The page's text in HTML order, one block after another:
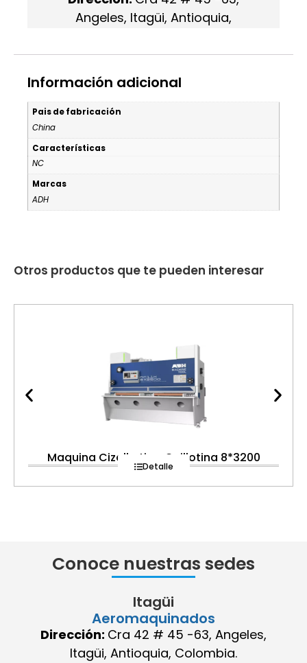
Información adicional
Pais de fabricación
China
Características
NC
Marcas
ADH
Otros productos que te pueden interesar
Maquina Cizalla tipo Guillotina 8*3200
Detalle
Conoce nuestras sedes
Itagüi
Aeromaquinados
Dirección: Cra 42 # 45 -63, Angeles,
Itagüi, Antioquia, Colombia.